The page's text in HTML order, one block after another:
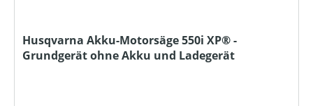
Husqvarna Akku-Motorsäge 550i XP® -
Grundgerät ohne Akku und Ladegerät